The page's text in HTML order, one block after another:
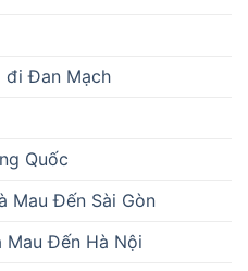
đi Đan Mạch
Quốc
Mau Đến Sài Gòn
Mau Đến Hà Nội